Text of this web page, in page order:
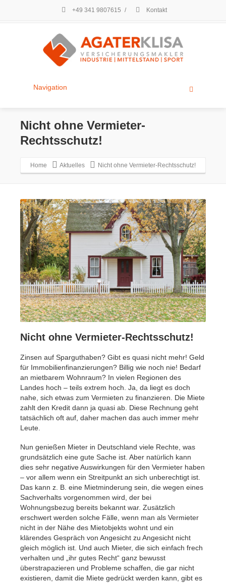
+49 341 9807615 / Kontakt
Navigation
Nicht ohne Vermieter-
Rechtsschutz!
Home Aktuelles Nicht ohne Vermieter-Rechtsschutz!
Nicht ohne Vermieter-Rechtsschutz!
Zinsen auf Sparguthaben? Gibt es quasi nicht mehr! Geld
für Immobilienfinanzierungen? Billig wie noch nie! Bedarf
an mietbarem Wohnraum? In vielen Regionen des
Landes hoch – teils extrem hoch. Ja, da liegt es doch
nahe, sich etwas zum Vermieten zu finanzieren. Die Miete
zahlt den Kredit dann ja quasi ab. Diese Rechnung geht
tatsächlich oft auf, daher machen das auch immer mehr
Leute.
Nun genießen Mieter in Deutschland viele Rechte, was
grundsätzlich eine gute Sache ist. Aber natürlich kann
dies sehr negative Auswirkungen für den Vermieter haben
– vor allem wenn ein Streitpunkt an sich unberechtigt ist.
Das kann z. B. eine Mietminderung sein, die wegen eines
Sachverhalts vorgenommen wird, der bei
Wohnungsbezug bereits bekannt war. Zusätzlich
erschwert werden solche Fälle, wenn man als Vermieter
nicht in der Nähe des Mietobjekts wohnt und ein
klärendes Gespräch von Angesicht zu Angesicht nicht
gleich möglich ist. Und auch Mieter, die sich einfach frech
verhalten und „ihr gutes Recht“ ganz bewusst
überstrapazieren und Probleme schaffen, die gar nicht
existieren, damit die Miete gedrückt werden kann, gibt es